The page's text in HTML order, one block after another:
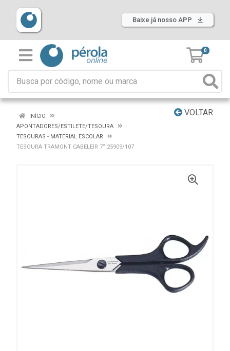
Baixe já nosso APP
0
VOLTAR
INÍCIO
APONTADORES/ESTILETE/TESOURA
TESOURAS - MATERIAL ESCOLAR
TESOURA TRAMONT CABELEIR 7” 25909/107